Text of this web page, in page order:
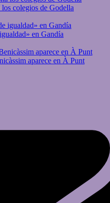
colegios de Godella
en Gandía
aparece en À Punt